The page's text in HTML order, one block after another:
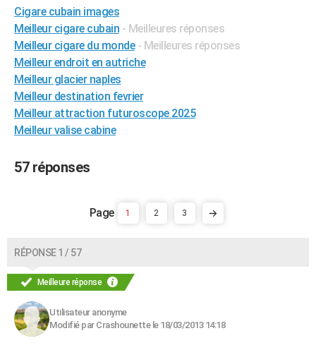
Destinations
City break
Voyage nature
Voyage de noces
Forum
Climat
+PHOTO
GUIDES D'ACHAT
BONS PLANS
CARTE DE VOEUX
Carte de Noël
Carte Bonne année
Carte Saint-Valentin
Carte Pâques
Carte d'anniversaire
DICTIONNAIRE
Dictionnaire
Biographies
Citations
Expressions
Proverbes
PROGRAMME TV
FORUM
Bricolage
Lifestyle
Culture
Sport
Auto
Television
Voyage
Cinema
Cigare cubain images
Meilleur cigare cubain - Meilleures réponses
Meilleur cigare du monde - Meilleures réponses
Meilleur endroit en autriche
Meilleur glacier naples
Meilleur destination fevrier
Meilleur attraction futuroscope 2025
Meilleur valise cabine
57 réponses
1 2 3
RÉPONSE 1 / 57
Meilleure réponse
Utilisateur anonyme
Modifié par Crashounette le 18/03/2013 14:18